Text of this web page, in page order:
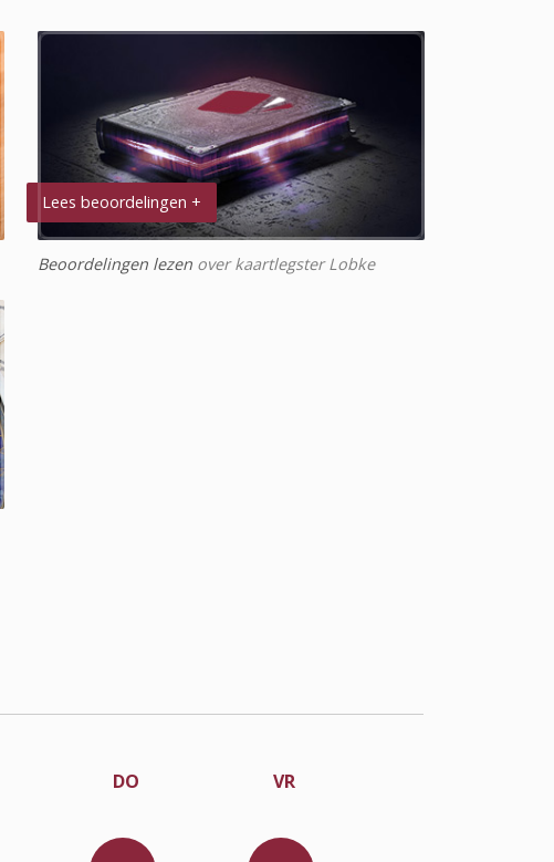
Lees beoordelingen +
Beoordelingen lezen over kaartlegster Lobke
DO VR